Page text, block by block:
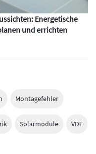
Energetische
und errichten
Montagefehler
Solarmodule VDE